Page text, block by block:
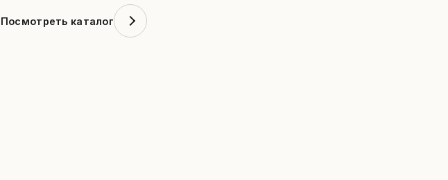
Посмотреть каталог